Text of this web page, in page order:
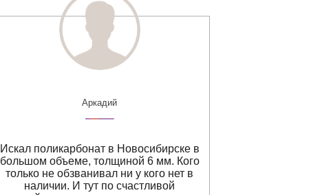
Аркадий
Искал поликарбонат в Новосибирске в
большом объеме, толщиной 6 мм. Кого
только не обзванивал ни у кого нет в
наличии. И тут по счастливой